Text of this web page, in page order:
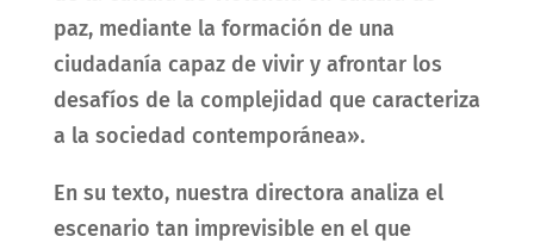
paz, mediante la formación de una
ciudadanía capaz de vivir y afrontar los
desafíos de la complejidad que caracteriza
a la sociedad contemporánea».
En su texto, nuestra directora analiza el
escenario tan imprevisible en el que